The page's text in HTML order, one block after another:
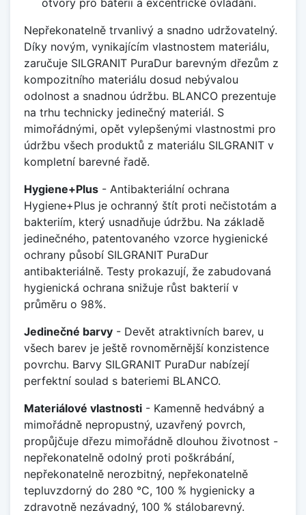
Nepřekonatelně trvanlivý a snadno udržovatelný.
Díky novým, vynikajícím vlastnostem materiálu,
zaručuje SILGRANIT PuraDur barevným dřezům z
kompozitního materiálu dosud nebývalou
odolnost a snadnou údržbu. BLANCO prezentuje
na trhu technicky jedinečný materiál. S
mimořádnými, opět vylepšenými vlastnostmi pro
údržbu všech produktů z materiálu SILGRANIT v
kompletní barevné řadě.
Hygiene+Plus - Antibakteriální ochrana
Hygiene+Plus je ochranný štít proti nečistotám a
bakteriím, který usnadňuje údržbu. Na základě
jedinečného, patentovaného vzorce hygienické
ochrany působí SILGRANIT PuraDur
antibakteriálně. Testy prokazují, že zabudovaná
hygienická ochrana snižuje růst bakterií v
průměru o 98%.
Jedinečné barvy - Devět atraktivních barev, u
všech barev je ještě rovnoměrnější konzistence
povrchu. Barvy SILGRANIT PuraDur nabízejí
perfektní soulad s bateriemi BLANCO.
Materiálové vlastnosti - Kamenně hedvábný a
mimořádně nepropustný, uzavřený povrch,
propůjčuje dřezu mimořádně dlouhou životnost -
nepřekonatelně odolný proti poškrábání,
nepřekonatelně nerozbitný, nepřekonatelně
tepluvzdorný do 280 °C, 100 % hygienicky a
zdravotně nezávadný, 100 % stálobarevný.